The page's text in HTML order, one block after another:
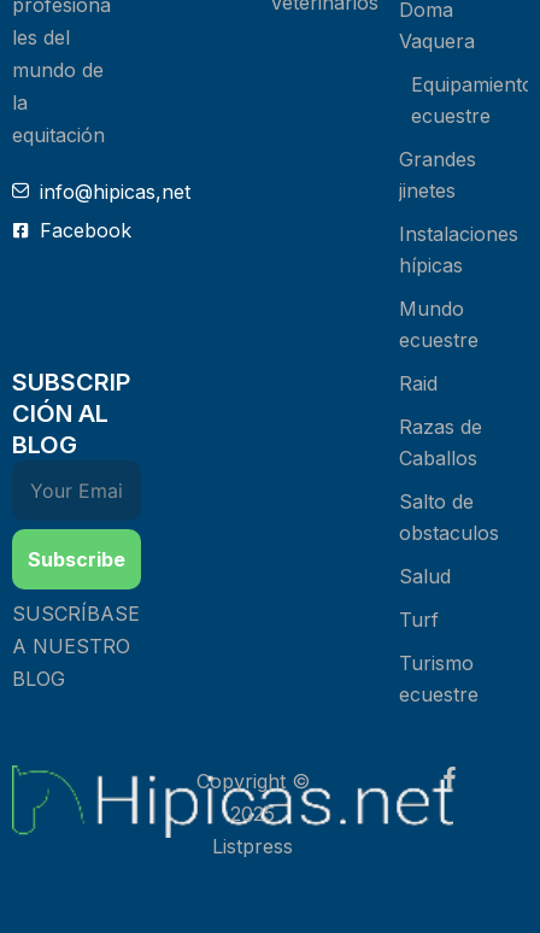
profesiona
les del
mundo de
la
equitación
info@hipicas,net
Facebook
SUBSCRIP
CIÓN AL
BLOG
Subscribe
SUSCRÍBASE
A NUESTRO
BLOG
Doma
Vaquera
Equipamiento
ecuestre
Grandes
jinetes
Instalaciones
hípicas
Mundo
ecuestre
Raid
Razas de
Caballos
Salto de
obstaculos
Salud
Turf
Turismo
ecuestre
Copyright ©
2025
Listpress